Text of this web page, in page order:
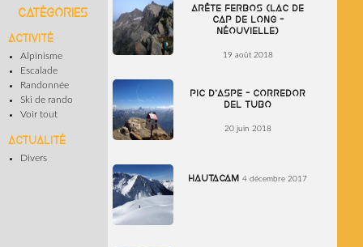
Catégories
Activité
Alpinisme
Escalade
Randonnée
Ski de rando
Voir tout
Actualité
Divers
Arête Ferbos (Lac de
Cap de Long –
Néouvielle)
19 août 2018
Pic d’Aspe – Corredor
del Tubo
20 juin 2018
Hautacam 4 décembre 2017